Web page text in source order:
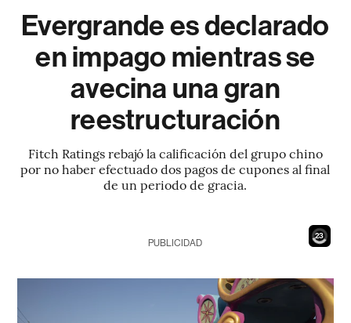
Evergrande es declarado
en impago mientras se
avecina una gran
reestructuración
Fitch Ratings rebajó la calificación del grupo chino
por no haber efectuado dos pagos de cupones al final
de un periodo de gracia.
21
PUBLICIDAD